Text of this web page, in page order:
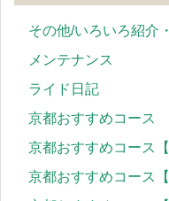
その他/いろいろ紹介
メンテナンス
ライド日記
京都おすすめコース
京都おすすめコース
京都おすすめコース